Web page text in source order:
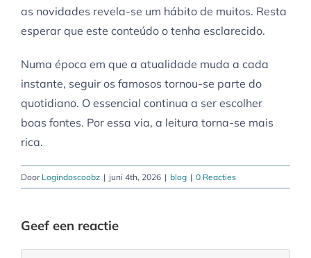
as novidades revela-se um hábito de muitos. Resta
esperar que este conteúdo o tenha esclarecido.
Numa época em que a atualidade muda a cada
instante, seguir os famosos tornou-se parte do
quotidiano. O essencial continua a ser escolher
boas fontes. Por essa via, a leitura torna-se mais
rica.
Door Logindoscoobz | juni 4th, 2026 | blog | 0 Reacties
Geef een reactie